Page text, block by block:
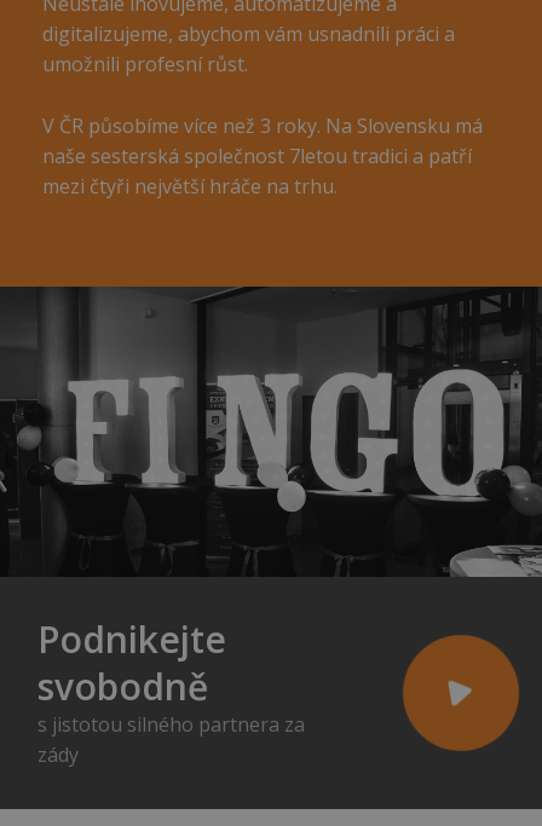
digitalizujeme, abychom vám usnadnili práci a
umožnili profesní růst.
V ČR působíme více než 3 roky. Na Slovensku má
naše sesterská společnost 7letou tradici a patří
mezi čtyři největší hráče na trhu.
Podnikejte
svobodně
s jistotou silného partnera za
zády